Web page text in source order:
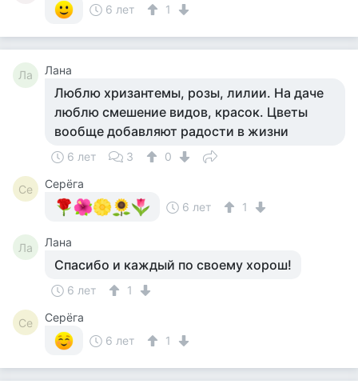
6 лет
1
Ла Лана
Люблю хризантемы, розы, лилии. На даче
люблю смешение видов, красок. Цветы
вообще добавляют радости в жизни
6 лет 3 0
Се
Серёга
6 лет
1
Ла Лана
Спасибо и каждый по своему хорош!
6 лет 1
Се
Серёга
6 лет
1